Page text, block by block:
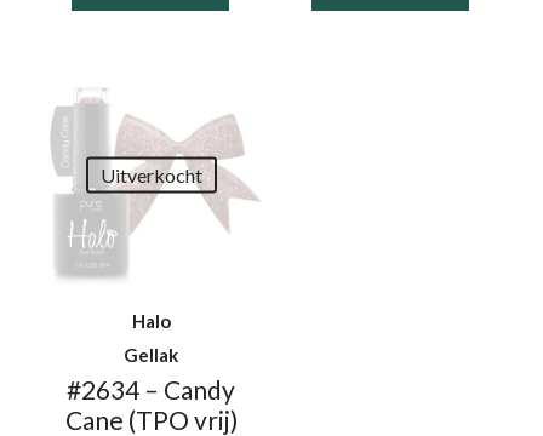
Uitverkocht
Halo
Gellak
#2634 – Candy
Cane (TPO vrij)